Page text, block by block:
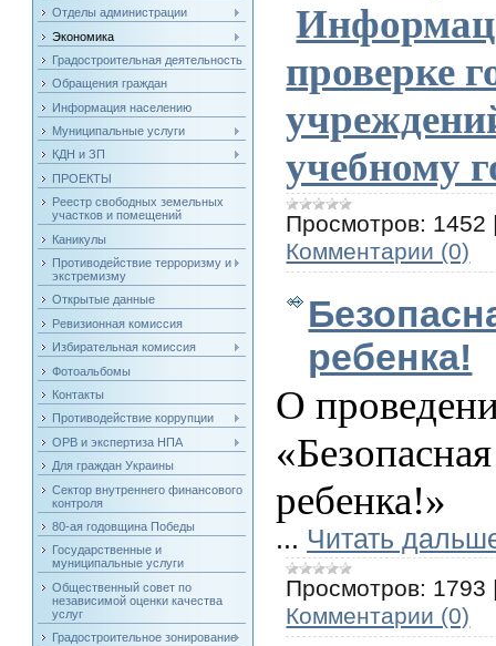
Отделы администрации
Экономика
Градостроительная деятельность
Обращения граждан
Информация населению
Муниципальные услуги
КДН и ЗП
ПРОЕКТЫ
Реестр свободных земельных
участков и помещений
Каникулы
Противодействие терроризму и
экстремизму
Открытые данные
Ревизионная комиссия
Избирательная комиссия
Фотоальбомы
Контакты
Противодействие коррупции
ОРВ и экспертиза НПА
Для граждан Украины
Сектор внутреннего финансового
контроля
80-ая годовщина Победы
Государственные и
муниципальные услуги
Общественный совет по
независимой оценки качества
услуг
Градостроительное зонирование
проверке
учебному
Просмотров: 1452
Комментарии (0)
ребенка!
О
ребенка!»
... Читать
Просмотров: 1793
Комментарии (0)